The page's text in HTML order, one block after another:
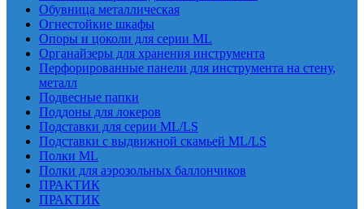
Обувница металлическая
Огнестойкие шкафы
Опоры и цоколи для серии ML
Органайзеры для хранения инструмента
Перфорированные панели для инструмента на стену,
металл
Подвесные папки
Поддоны для локеров
Подставки для серии ML/LS
Подставки с выдвижной скамьей ML/LS
Полки ML
Полки для аэрозольных баллончиков
ПРАКТИК
ПРАКТИК